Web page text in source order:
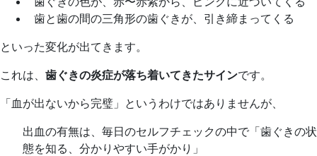
歯と歯の間の三角形の歯ぐきが、引き締まってくる
といった変化が出てきます。
これは、 歯ぐきの炎症が落ち着いてきたサインです。
「血が出ないから完璧」というわけではありませんが、
出血の有無は、毎日のセルフチェックの中で「歯ぐきの状
態を知る、分かりやすい手がかり」